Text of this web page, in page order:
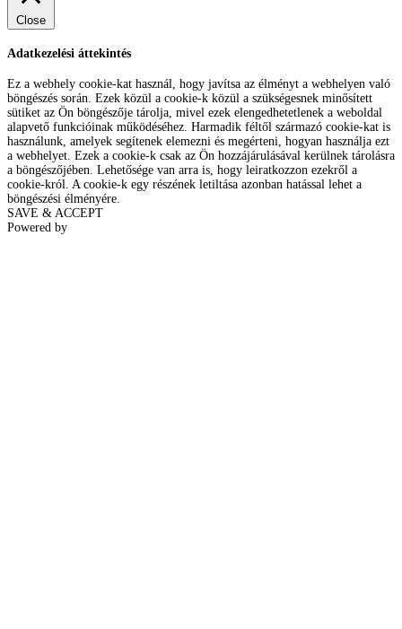
Close
Adatkezelési áttekintés
Ez a webhely cookie-kat használ, hogy javítsa az élményt a webhelyen való
böngészés során. Ezek közül a cookie-k közül a szükségesnek minősített
sütiket az Ön böngészője tárolja, mivel ezek elengedhetetlenek a weboldal
alapvető funkcióinak működéséhez. Harmadik féltől származó cookie-kat is
használunk, amelyek segítenek elemezni és megérteni, hogyan használja ezt
a webhelyet. Ezek a cookie-k csak az Ön hozzájárulásával kerülnek tárolásra
a böngészőjében. Lehetősége van arra is, hogy leiratkozzon ezekről a
cookie-król. A cookie-k egy részének letiltása azonban hatással lehet a
böngészési élményére.
SAVE & ACCEPT
Powered by